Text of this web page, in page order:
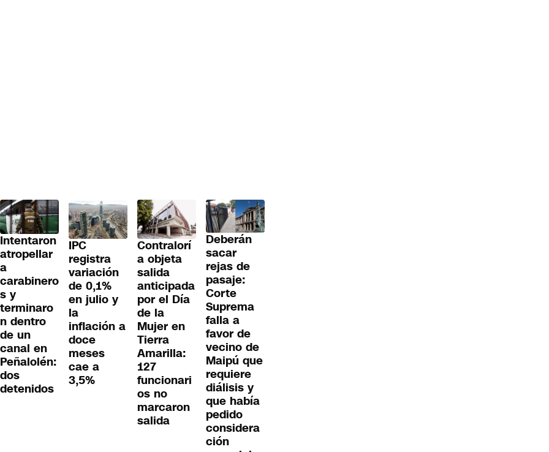
Intentaron
atropellar
a
carabinero
s y
terminaro
n dentro
de un
canal en
Peñalolén:
dos
detenidos
IPC
registra
variación
de 0,1%
en julio y
la
inflación a
doce
meses
cae a
3,5%
Contralorí
a objeta
salida
anticipada
por el Día
de la
Mujer en
Tierra
Amarilla:
127
funcionari
os no
marcaron
salida
Deberán
sacar
rejas de
pasaje:
Corte
Suprema
falla a
favor de
vecino de
Maipú que
requiere
diálisis y
que había
pedido
considera
ción